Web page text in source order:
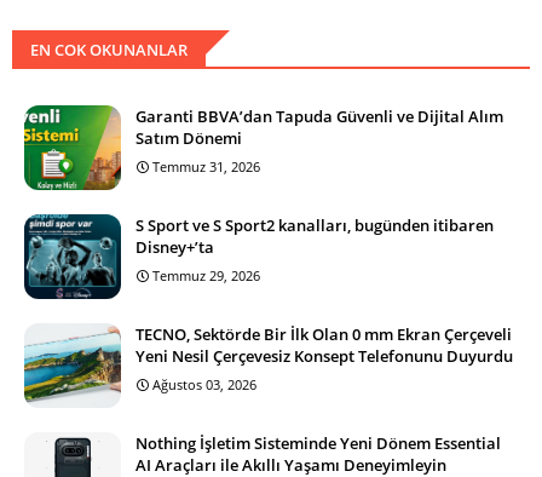
EN COK OKUNANLAR
Garanti BBVA’dan Tapuda Güvenli ve Dijital Alım
Satım Dönemi
Temmuz 31, 2026
S Sport ve S Sport2 kanalları, bugünden itibaren
Disney+’ta
Temmuz 29, 2026
TECNO, Sektörde Bir İlk Olan 0 mm Ekran Çerçeveli
Yeni Nesil Çerçevesiz Konsept Telefonunu Duyurdu
Ağustos 03, 2026
Nothing İşletim Sisteminde Yeni Dönem Essential
AI Araçları ile Akıllı Yaşamı Deneyimleyin